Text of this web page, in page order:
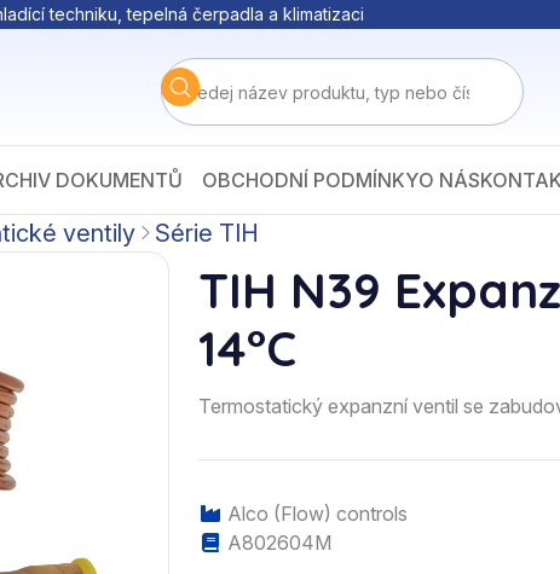
techniku, tepelná čerpadla a klimatizaci
DOKUMENTŮ OBCHODNÍ PODMÍNKYO NÁS
ventily Série TIH
TIH N39
14°C
Termostatický expanzní ventil se
Alco (Flow) controls
A802604M